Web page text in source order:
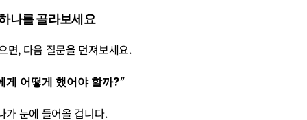
나를 골라보세요
면, 다음 질문을 던져보세요.
게 어떻게 했어야 할까?”
가 눈에 들어올 겁니다.